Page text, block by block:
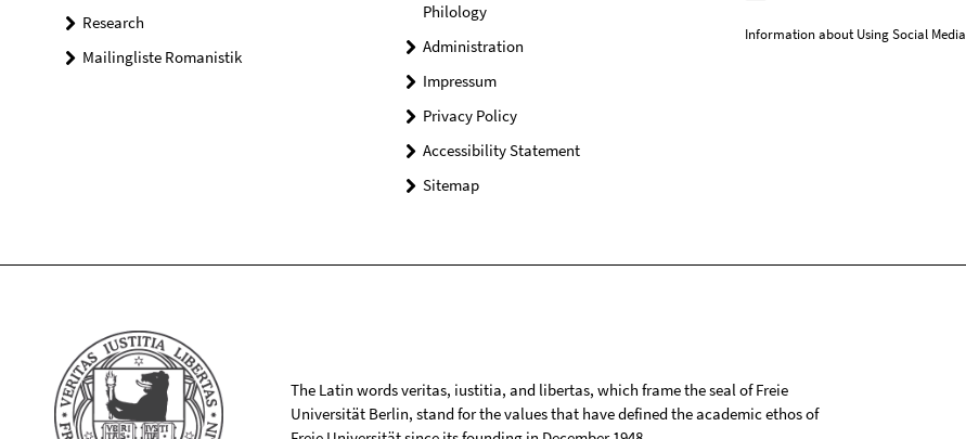
Research
Mailingliste Romanistik
Philology
Administration
Impressum
Privacy Policy
Accessibility Statement
Sitemap
Information about Using Social Media
The Latin words veritas, iustitia, and libertas, which frame the seal of Freie
Universität Berlin, stand for the values that have defined the academic ethos of